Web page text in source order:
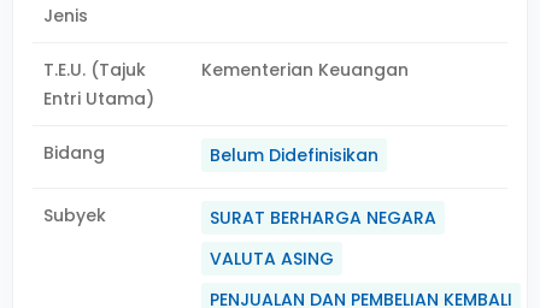
Jenis
T.E.U. (Tajuk
Entri Utama)
Kementerian Keuangan
Bidang Belum Didefinisikan
Subyek
SURAT BERHARGA NEGARA
VALUTA ASING
PENJUALAN DAN PEMBELIAN KEMBALI